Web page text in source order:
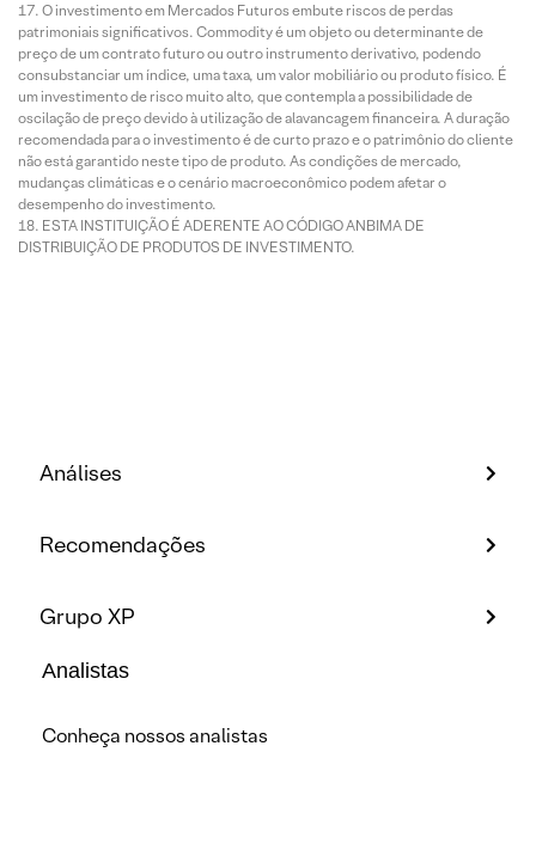
O investimento em Mercados Futuros embute riscos de perdas
patrimoniais significativos. Commodity é um objeto ou determinante de
preço de um contrato futuro ou outro instrumento derivativo, podendo
consubstanciar um índice, uma taxa, um valor mobiliário ou produto físico. É
um investimento de risco muito alto, que contempla a possibilidade de
oscilação de preço devido à utilização de alavancagem financeira. A duração
recomendada para o investimento é de curto prazo e o patrimônio do cliente
não está garantido neste tipo de produto. As condições de mercado,
mudanças climáticas e o cenário macroeconômico podem afetar o
desempenho do investimento.
ESTA INSTITUIÇÃO É ADERENTE AO CÓDIGO ANBIMA DE
DISTRIBUIÇÃO DE PRODUTOS DE INVESTIMENTO.
Análises
Recomendações
Grupo XP
Analistas
Conheça nossos analistas